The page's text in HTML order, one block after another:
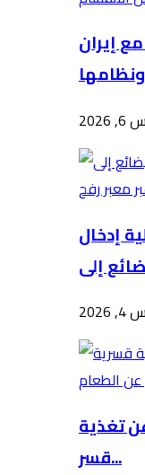
إيران
إدخال
تغذية
قسر...